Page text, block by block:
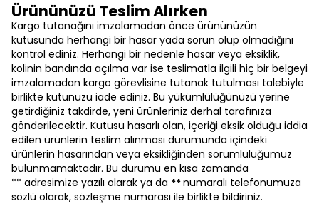
Ürününüzü Teslim Alırken
Kargo tutanağını imzalamadan önce ürününüzün
kutusunda herhangi bir hasar yada sorun olup olmadığını
kontrol ediniz. Herhangi bir nedenle hasar veya eksiklik,
kolinin bandında açılma var ise teslimatla ilgili hiç bir belgeyi
imzalamadan kargo görevlisine tutanak tutulması talebiyle
birlikte kutunuzu iade ediniz. Bu yükümlülüğünüzü yerine
getirdiğiniz takdirde, yeni ürünleriniz derhal tarafınıza
gönderilecektir. Kutusu hasarlı olan, içeriği eksik olduğu iddia
edilen ürünlerin teslim alınması durumunda içindeki
ürünlerin hasarından veya eksikliğinden sorumluluğumuz
bulunmamaktadır. Bu durumu en kısa zamanda
** adresimize yazılı olarak ya da **numaralı telefonumuza
sözlü olarak, sözleşme numarası ile birlikte bildiriniz.